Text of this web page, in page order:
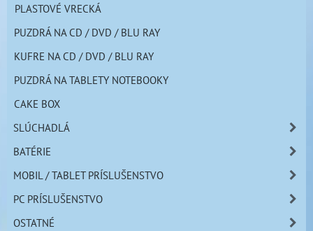
PLASTOVÉ VRECKÁ
PUZDRÁ NA CD / DVD / BLU RAY
KUFRE NA CD / DVD / BLU RAY
PUZDRÁ NA TABLETY NOTEBOOKY
CAKE BOX
SLÚCHADLÁ
BATÉRIE
MOBIL / TABLET PRÍSLUŠENSTVO
PC PRÍSLUŠENSTVO
OSTATNÉ